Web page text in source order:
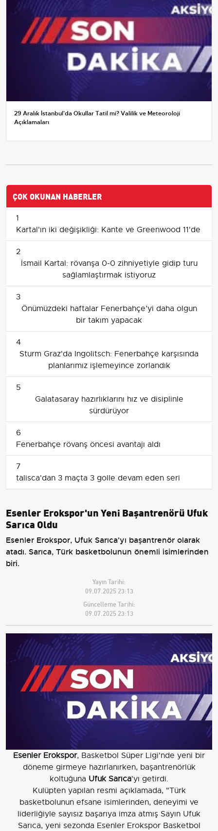
29 Aralık İstanbul'da Okullar Tatil mi? Valilik ve Meteoroloji
Açıklamaları
ÇOK OKUNAN HABERLER
1
Kartal'ın iki değişikliği: Kante ve Greenwood 11'de
2
İsmail Kartal: rövanşa 0-0 zihniyetiyle gidip turu
sağlamlaştırmak istiyoruz
3
Önümüzdeki haftalar Fenerbahçe’yi daha olgun
bir takım yapacak
4
Sturm Graz'da Ingolitsch: Fenerbahçe karşısında
planlarımız işlemeyince zorlandık
5
Galatasaray hazırlıklarını hız ve disiplinle
sürdürüyor
6
Fenerbahçe rövanş öncesi avantajı aldı
7
talisca'dan 3 maçta 3 golle devam eden seri
Esenler Erokspor'un Yeni Başantrenörü Ufuk
Sarıca Oldu
Esenler Erokspor, Ufuk Sarıca'yı başantrenör olarak
atadı. Sarıca, Türk basketbolunun önemli isimlerinden
biri.
Yayın Tarihi:
09.07.2025 23:13
Güncelleme Tarihi:
09.07.2025 23:13
Esenler Erokspor, Basketbol Süper Ligi'nde yeni bir
döneme girmeye hazırlanırken, başantrenörlük
koltuğuna Ufuk Sarıca'yı getirdi.
Kulüpten yapılan resmi açıklamada, "Türk
basketbolunun efsane isimlerinden, deneyimi ve
liderliğiyle sayısız başarıya imza atmış Sayın Ufuk
Sarıca, yeni sezonda Esenler Erokspor Basketbol